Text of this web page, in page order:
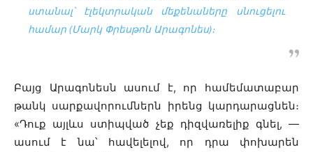
ստանալ՝ էլեկտրական մեքենաները սնուցելու
համար (Մարկ Փրեսթոն Արագոնես)։
Բայց Արագոնեսն ասում է, որ համեմատաբար
թանկ սարքավորումներն իրենց կարդարացնեն։
«Դուք այլևս ստիպված չեք դիզվառելիք գնել, —
ասում է նա՝ հավելելով, որ դրա փոխարեն